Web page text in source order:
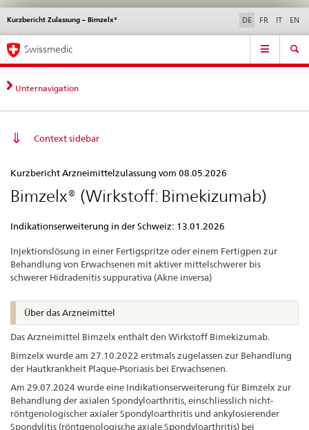
Direktnavigation
News,
Rechtsgrundlagen,
Kontakt
News & Updates Kontakt | Support & Hilfe
Kurzbericht Zulassung – Bimzelx®
Sprachwahl DE FR IT EN
Service
Hauptnavigation
Swissmedic
Unternavigation
Context sidebar
Zulassung
–
Bimzelx®
Kurzbericht Arzneimittelzulassung vom 08.05.2026
Bimzelx® (Wirkstoff: Bimekizumab)
Indikationserweiterung in der Schweiz: 13.01.2026
Injektionslösung in einer Fertigspritze oder einem Fertigpen zur
Behandlung von Erwachsenen mit aktiver mittelschwerer bis
schwerer Hidradenitis suppurativa (Akne inversa)
Über das Arzneimittel
Das Arzneimittel Bimzelx enthält den Wirkstoff Bimekizumab.
Bimzelx wurde am 27.10.2022 erstmals zugelassen zur Behandlung
der Hautkrankheit Plaque-Psoriasis bei Erwachsenen.
Am 29.07.2024 wurde eine Indikationserweiterung für Bimzelx zur
Behandlung der axialen Spondyloarthritis, einschliesslich nicht-
röntgenologischer axialer Spondyloarthritis und ankylosierender
Spondylitis (röntgenologische axiale Spondyloarthritis) bei